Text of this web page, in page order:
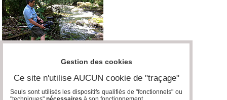
Gestion des cookies
Ce site n'utilise AUCUN cookie de "traçage"
Seuls sont utilisés les dispositifs qualifiés de "fonctionnels" ou